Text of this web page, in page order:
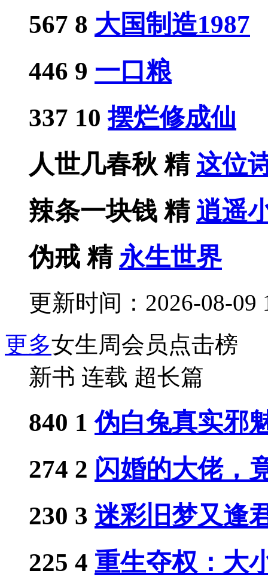
567 8 大国制造1987
446 9 一口粮
337 10 摆烂修成仙
人世几春秋精 这位
辣条一块钱精 逍遥
伪戒精 永生世界
更新时间：2026-08-09
更多女生周会员点击榜
新书 连载 超长篇
840 1 伪白兔真实邪
274 2 闪婚的大佬，
230 3 迷彩旧梦又逢
225 4 重生夺权：大